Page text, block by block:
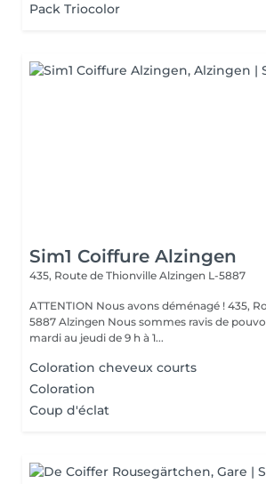
Pack Triocolor
Sim1 Coiffure Alzingen
435, Route de Thionville Alzingen L-5887
ATTENTION Nous avons déménagé ! 435, Route de Thionville L-
5887 Alzingen Nous sommes ravis de pouvoir vous accueillir du
mardi au jeudi de 9 h à 1...
Coloration cheveux courts
Coloration
Coup d'éclat